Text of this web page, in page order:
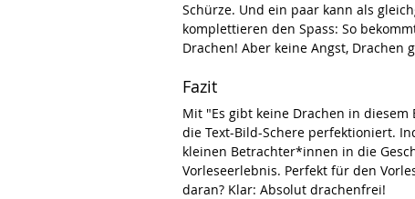
Schürze. Und ein paar kann als
komplettieren den Spass: So
Drachen! Aber keine Angst, Drachen
Fazit
Mit "Es gibt keine Drachen in
die Text-Bild-Schere perfektioniert.
kleinen Betrachter*innen in die
Vorleseerlebnis. Perfekt für den
daran? Klar: Absolut drachenfrei!